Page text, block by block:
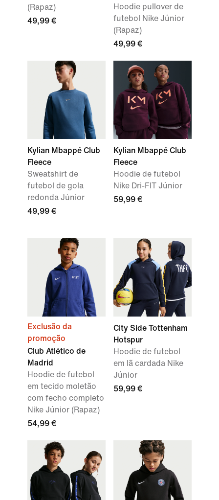
(Rapaz)
49,99 €
Hoodie pullover de
futebol Nike Júnior
(Rapaz)
49,99 €
Kylian Mbappé Club
Fleece
Sweatshirt de
futebol de gola
redonda Júnior
49,99 €
Kylian Mbappé Club
Fleece
Hoodie de futebol
Nike Dri-FIT Júnior
59,99 €
Exclusão da
promoção
Club Atlético de
Madrid
Hoodie de futebol
em tecido moletão
com fecho completo
Nike Júnior (Rapaz)
54,99 €
City Side Tottenham
Hotspur
Hoodie de futebol
em lã cardada Nike
Júnior
59,99 €